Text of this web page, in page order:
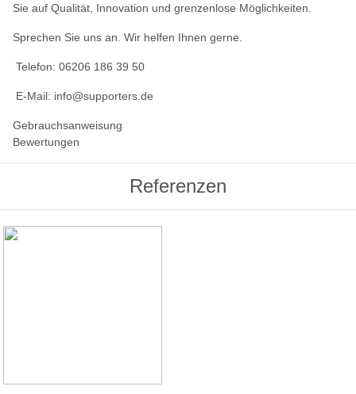
Sie auf Qualität, Innovation und grenzenlose Möglichkeiten.
Sprechen Sie uns an. Wir helfen Ihnen gerne.
Telefon: 06206 186 39 50
E-Mail: info@supporters.de
Gebrauchsanweisung
Bewertungen
Referenzen